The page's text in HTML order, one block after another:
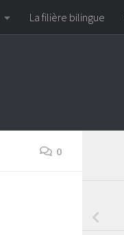
La filière bilingue
0